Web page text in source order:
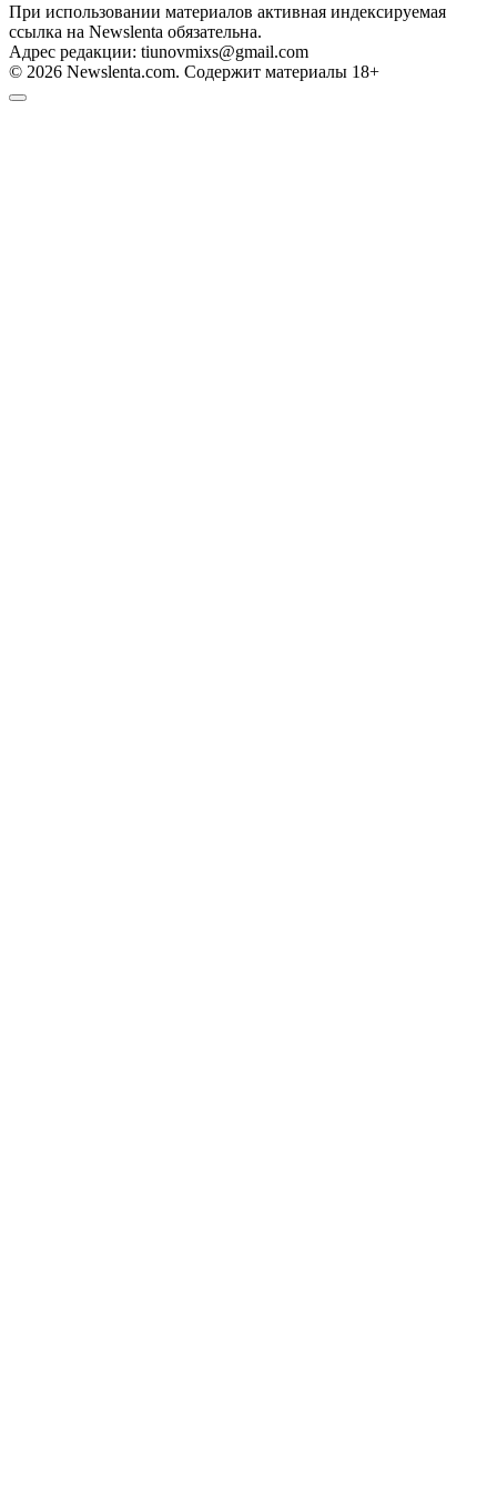
При использовании материалов активная индексируемая
ссылка на Newslenta обязательна.
Адрес редакции: tiunovmixs@gmail.com
© 2026 Newslenta.com. Содержит материалы 18+